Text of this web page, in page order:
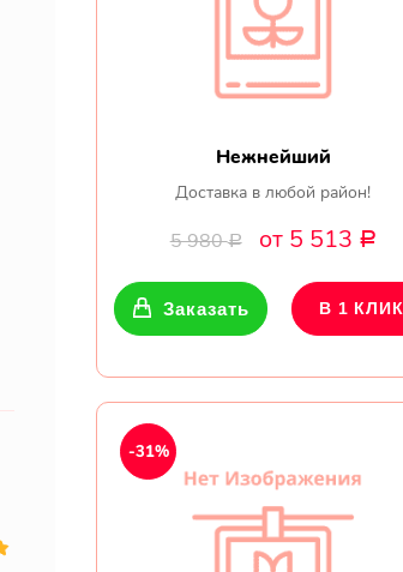
Нежнейший
Доставка в любой район!
5 980Р от 5 513 Р
Заказать В 1 КЛИК
-31%